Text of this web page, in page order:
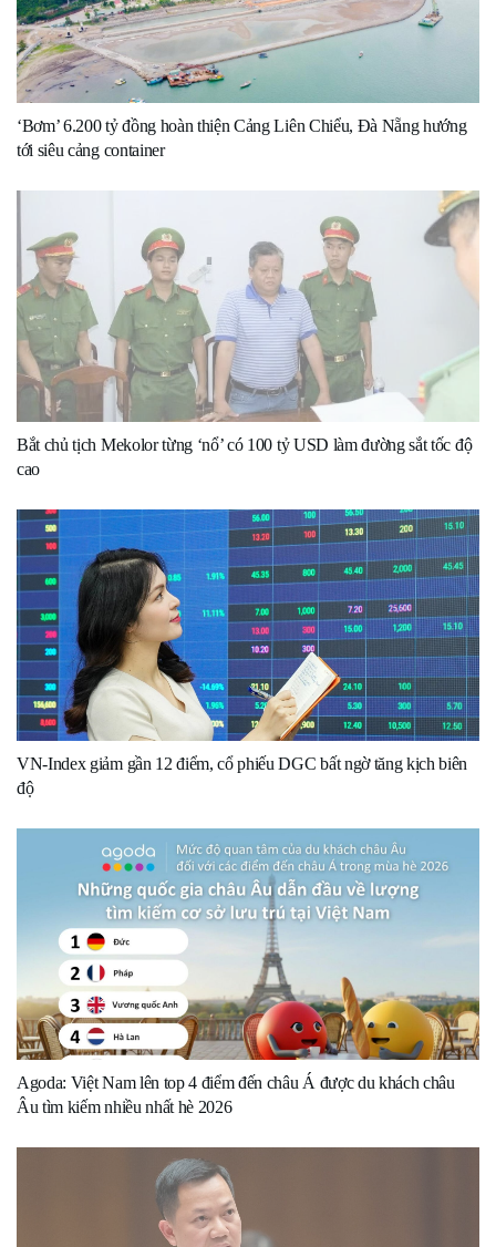
‘Bơm’ 6.200 tỷ đồng hoàn thiện Cảng Liên Chiểu, Đà Nẵng hướng
tới siêu cảng container
Bắt chủ tịch Mekolor từng ‘nổ’ có 100 tỷ USD làm đường sắt tốc độ
cao
VN-Index giảm gần 12 điểm, cổ phiếu DGC bất ngờ tăng kịch biên
độ
Agoda: Việt Nam lên top 4 điểm đến châu Á được du khách châu
Âu tìm kiếm nhiều nhất hè 2026